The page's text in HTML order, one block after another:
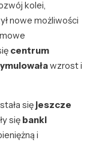
kolei,
nowe możliwości
centrum
wzrost i
się jeszcze
się banki
i